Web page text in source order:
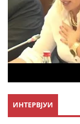
ИНТЕРВЈУИ